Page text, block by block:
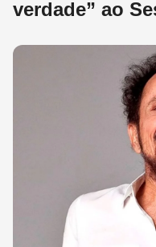
verdade” ao